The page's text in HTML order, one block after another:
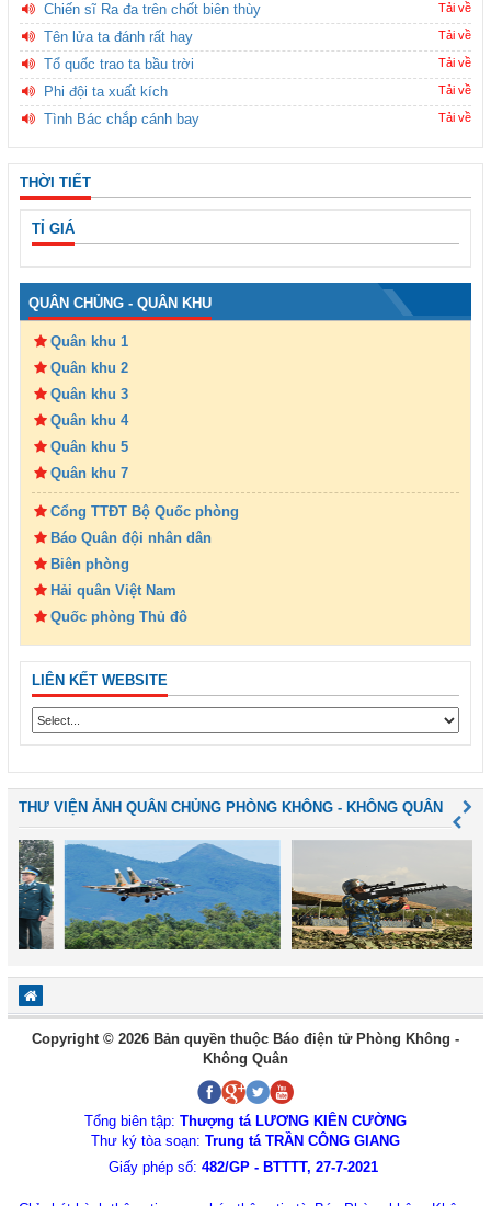
Chiến sĩ Ra đa trên chốt biên thùy Tải về
Tên lửa ta đánh rất hay Tải về
Tổ quốc trao ta bầu trời Tải về
Phi đội ta xuất kích Tải về
Tình Bác chắp cánh bay Tải về
THỜI TIẾT
TỈ GIÁ
QUÂN CHỦNG - QUÂN KHU
Quân khu 1
Quân khu 2
Quân khu 3
Quân khu 4
Quân khu 5
Quân khu 7
Cổng TTĐT Bộ Quốc phòng
Báo Quân đội nhân dân
Biên phòng
Hải quân Việt Nam
Quốc phòng Thủ đô
LIÊN KẾT WEBSITE
THƯ VIỆN ẢNH QUÂN CHỦNG PHÒNG KHÔNG - KHÔNG QUÂN
Copyright © 2026 Bản quyền thuộc Báo điện tử Phòng Không -
Không Quân
Tổng biên tập: Thượng tá LƯƠNG KIÊN CƯỜNG
Thư ký tòa soạn: Trung tá TRẦN CÔNG GIANG
Giấy phép số: 482/GP - BTTTT, 27-7-2021